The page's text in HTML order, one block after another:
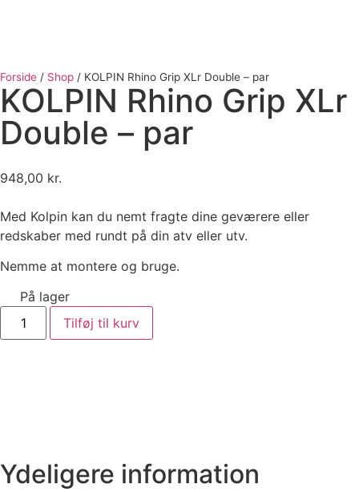
Forside / Shop / KOLPIN Rhino Grip XLr Double – par
KOLPIN Rhino Grip XLr
Double – par
948,00 kr.
Med Kolpin kan du nemt fragte dine geværere eller
redskaber med rundt på din atv eller utv.
Nemme at montere og bruge.
På lager
Tilføj til kurv
Ydeligere information